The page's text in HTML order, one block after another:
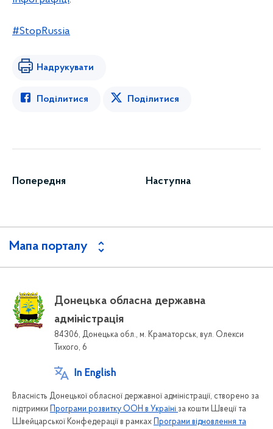
#StopRussia
Надрукувати
Поділитися Поділитися
Попередня Наступна
Мапа порталу
Донецька обласна державна
адміністрація
84306, Донецька обл., м. Краматорськ, вул. Олекси
Тихого, 6
In English
Власність Донецької обласної державної адміністрації, створено за
підтримки
Програми розвитку ООН в Україні за кошти Швеції та
Швейцарської Конфедерації в рамках
Програми відновлення та